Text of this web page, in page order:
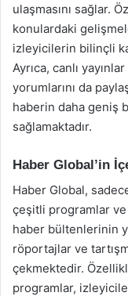
ulaşmasını sağlar.
konulardaki
izleyicilerin bilinçli
Ayrıca, canlı
yorumlarını da
haberin daha geniş
sağlamaktadır.
Haber Global’in
Haber Global,
çeşitli programlar
haber bültenlerinin
röportajlar ve
çekmektedir.
programlar,